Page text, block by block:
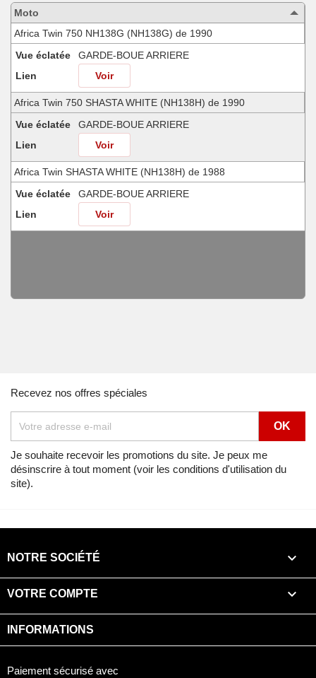
motos
compatibles
Moto
Africa Twin 750 NH138G (NH138G) de 1990
Vue éclatée
GARDE-BOUE ARRIERE
Lien
Voir
Africa Twin 750 SHASTA WHITE (NH138H) de 1990
Vue éclatée
GARDE-BOUE ARRIERE
Lien
Voir
Africa Twin SHASTA WHITE (NH138H) de 1988
Vue éclatée
GARDE-BOUE ARRIERE
Lien
Voir
Recevez nos offres spéciales
Je souhaite recevoir les promotions du site. Je peux me
désinscrire à tout moment (voir les conditions d'utilisation du
site).
NOTRE SOCIÉTÉ 
VOTRE COMPTE 
INFORMATIONS
Paiement sécurisé avec